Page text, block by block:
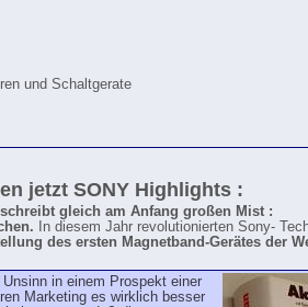
und Schaltgerate
jetzt SONY Highlights :
gleich am Anfang großen Mist :
In diesem Jahr revolutionierten Sony-
des ersten Magnetband-Gerätes der
in einem Prospekt einer
Marketing es wirklich besser